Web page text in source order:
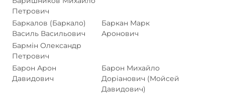
Петрович
Баркалов (Баркало)
Василь Васильович
Баркан Марк
Аронович
Бармін Олександр
Петрович
Барон Арон
Давидович
Барон Михайло
Доріанович (Мойсей
Давидович)